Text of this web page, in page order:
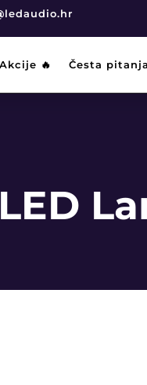
Akcije 🔥 Česta pitanja
LED